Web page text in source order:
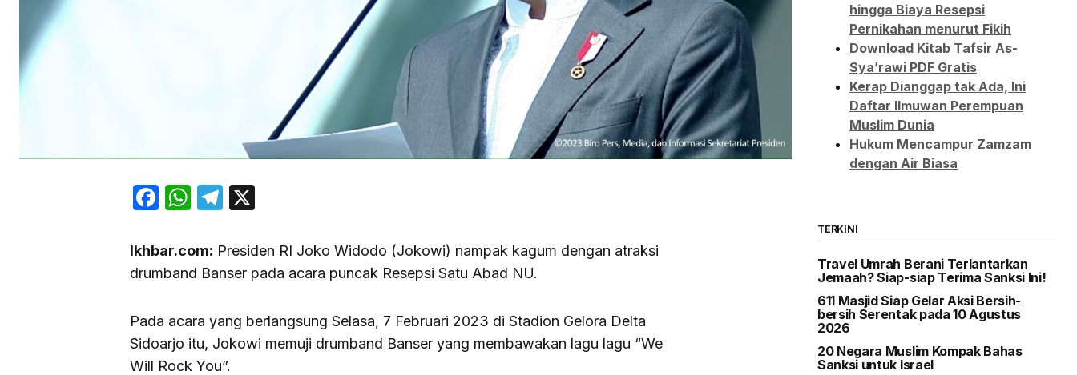
Facebook
WhatsApp
Telegram
Ikhbar.com: Presiden RI Joko Widodo (Jokowi) nampak kagum dengan atraksi
drumband Banser pada acara puncak Resepsi Satu Abad NU.
Pada acara yang berlangsung Selasa, 7 Februari 2023 di Stadion Gelora Delta
Sidoarjo itu, Jokowi memuji drumband Banser yang membawakan lagu lagu “We
Will Rock You”.
hingga Biaya Resepsi
Pernikahan menurut Fikih
Download Kitab Tafsir As-
Sya’rawi PDF Gratis
Kerap Dianggap tak Ada, Ini
Daftar Ilmuwan Perempuan
Muslim Dunia
Hukum Mencampur Zamzam
dengan Air Biasa
TERKINI
Travel Umrah Berani Terlantarkan
Jemaah? Siap-siap Terima Sanksi Ini!
611 Masjid Siap Gelar Aksi Bersih-
bersih Serentak pada 10 Agustus
2026
20 Negara Muslim Kompak Bahas
Sanksi untuk Israel